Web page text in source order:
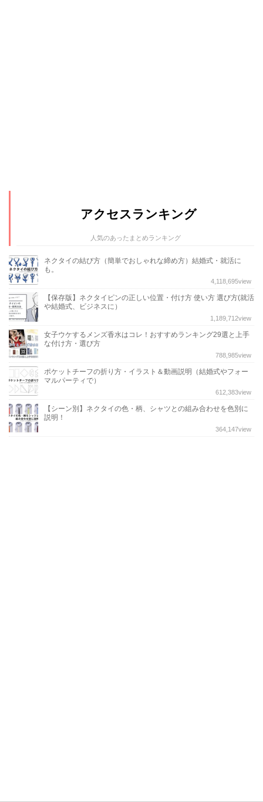
アクセスランキング
人気のあったまとめランキング
ネクタイの結び方（簡単でおしゃれな締め方）結婚式・就活に
も。
4,118,695view
【保存版】ネクタイピンの正しい位置・付け方 使い方 選び方(就活
や結婚式、ビジネスに）
1,189,712view
女子ウケするメンズ香水はコレ！おすすめランキング29選と上手
な付け方・選び方
788,985view
ポケットチーフの折り方・イラスト＆動画説明（結婚式やフォー
マルパーティで）
612,383view
【シーン別】ネクタイの色・柄、シャツとの組み合わせを色別に
説明！
364,147view